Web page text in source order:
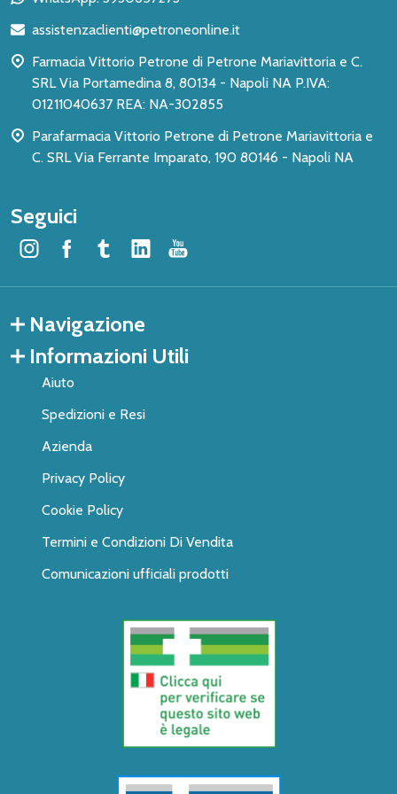
pagina
assistenzaclienti@petroneonline.it
Farmacia Vittorio Petrone di Petrone Mariavittoria e C.
SRL Via Portamedina 8, 80134 - Napoli NA P.IVA:
01211040637 REA: NA-302855
Parafarmacia Vittorio Petrone di Petrone Mariavittoria e
C. SRL Via Ferrante Imparato, 190 80146 - Napoli NA
Seguici
Navigazione
Informazioni Utili
Aiuto
Spedizioni e Resi
Azienda
Privacy Policy
Cookie Policy
Termini e Condizioni Di Vendita
Comunicazioni ufficiali prodotti